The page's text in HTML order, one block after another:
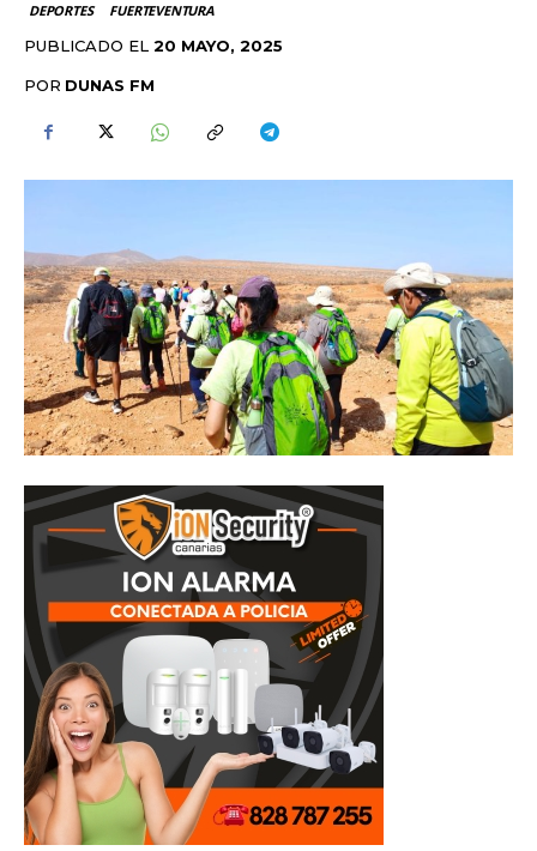
DEPORTES FUERTEVENTURA
PUBLICADO EL 20 MAYO, 2025
POR DUNAS FM